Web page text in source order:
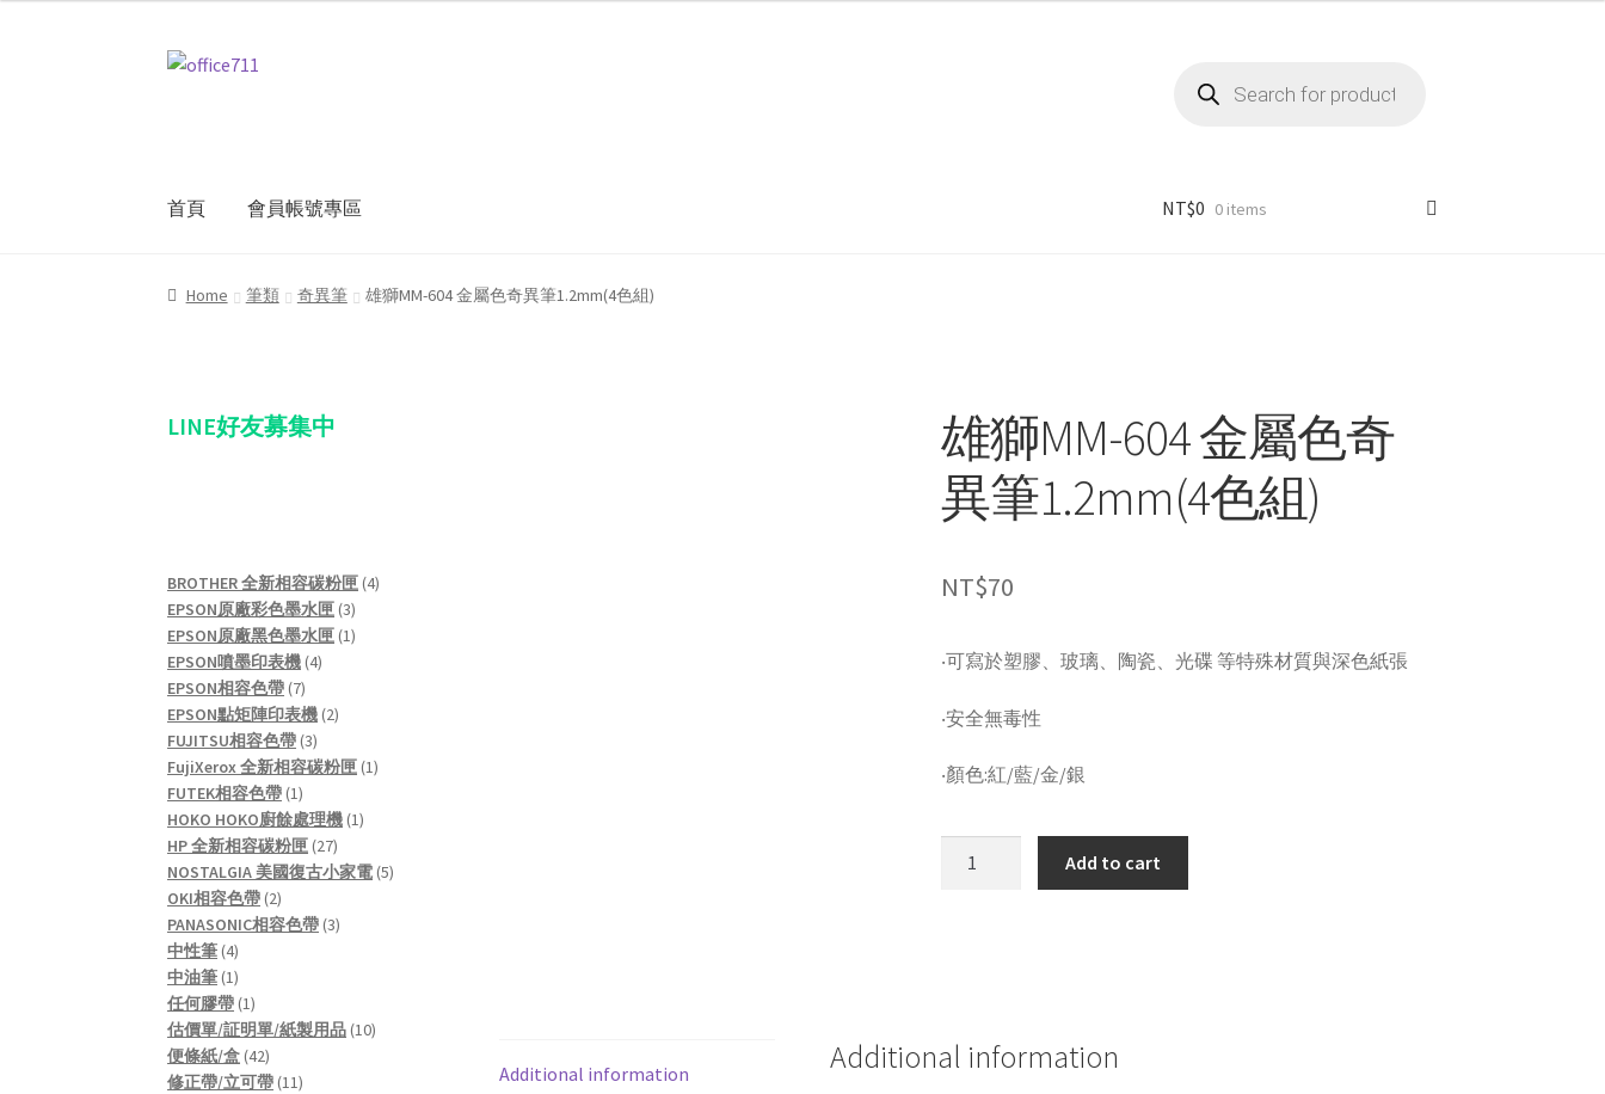
Skip
Skip
search
首頁 會員帳號專區
Home 我的帳號 結帳聯絡我們 購物車關於我們 防詐騙聲明
NT$0 0 items
Home 筆類 奇異筆 雄獅MM-604 金屬色奇異筆1.2mm(4色組)
雄獅MM-604 金屬色奇
異筆1.2mm(4色組)
NT$70
‧可寫於塑膠、玻璃、陶瓷、光碟 等特殊材質與深色紙張
‧安全無毒性
‧顏色:紅/藍/金/銀
奇
Add to cart
Additional information Additional information
LINE好友募集中
BROTHER 全新相容碳粉匣 44
EPSON原廠彩色墨水匣 33
products
EPSON原廠黑色墨水匣 11
EPSON噴墨印表機 44
EPSON相容色帶 77
products
EPSON點矩陣印表機 22
FUJITSU相容色帶 33
products
FujiXerox 全新相容碳粉匣 11
FUTEK相容色帶 11
product
HOKO HOKO廚餘處理機 11
HP 全新相容碳粉匣 2727
products
NOSTALGIA 美國復古小家電 55
OKI相容色帶 22
products
PANASONIC相容色帶 33
中性筆 44
products
中油筆 11
product
任何膠帶 11
product
估價單/証明單/紙製用品 1010
便條紙/盒 4242
products
修正帶/立可帶 1111